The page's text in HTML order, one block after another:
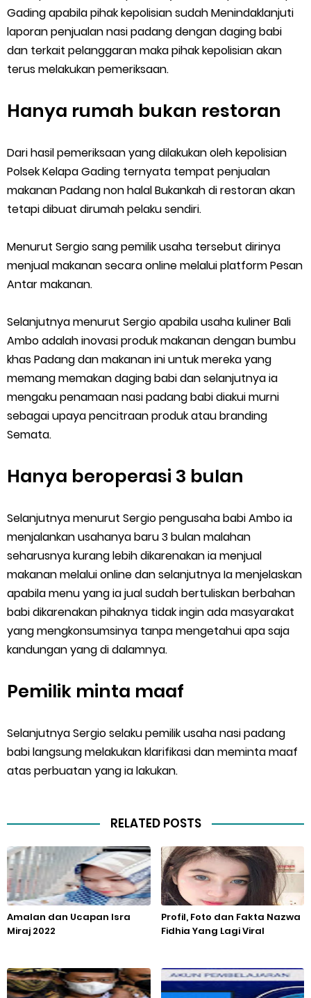
Gading apabila pihak kepolisian sudah Menindaklanjuti
laporan penjualan nasi padang dengan daging babi
dan terkait pelanggaran maka pihak kepolisian akan
terus melakukan pemeriksaan.
Hanya rumah bukan restoran
Dari hasil pemeriksaan yang dilakukan oleh kepolisian
Polsek Kelapa Gading ternyata tempat penjualan
makanan Padang non halal Bukankah di restoran akan
tetapi dibuat dirumah pelaku sendiri.
Menurut Sergio sang pemilik usaha tersebut dirinya
menjual makanan secara online melalui platform Pesan
Antar makanan.
Selanjutnya menurut Sergio apabila usaha kuliner Bali
Ambo adalah inovasi produk makanan dengan bumbu
khas Padang dan makanan ini untuk mereka yang
memang memakan daging babi dan selanjutnya ia
mengaku penamaan nasi padang babi diakui murni
sebagai upaya pencitraan produk atau branding
Semata.
Hanya beroperasi 3 bulan
Selanjutnya menurut Sergio pengusaha babi Ambo ia
menjalankan usahanya baru 3 bulan malahan
seharusnya kurang lebih dikarenakan ia menjual
makanan melalui online dan selanjutnya Ia menjelaskan
apabila menu yang ia jual sudah bertuliskan berbahan
babi dikarenakan pihaknya tidak ingin ada masyarakat
yang mengkonsumsinya tanpa mengetahui apa saja
kandungan yang di dalamnya.
Pemilik minta maaf
Selanjutnya Sergio selaku pemilik usaha nasi padang
babi langsung melakukan klarifikasi dan meminta maaf
atas perbuatan yang ia lakukan.
RELATED POSTS
Amalan dan Ucapan Isra
Miraj 2022
Profil, Foto dan Fakta Nazwa
Fidhia Yang Lagi Viral